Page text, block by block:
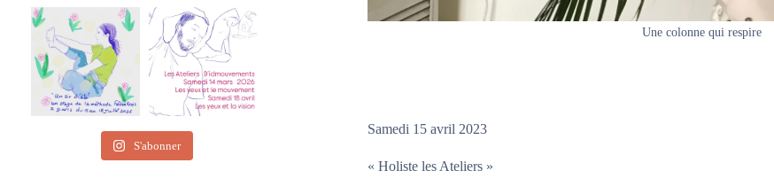
Une colonne qui respire
Samedi 15 avril 2023
« Holiste les Ateliers »
S'abonner